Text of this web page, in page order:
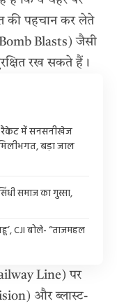
की पहचान कर लेते
Blasts) जैसी
रख सकते हैं।
रैकेट में सनसनीखेज
बड़ा जाल
समाज का गुस्सा,
CJI बोले- “ताजमहल
Line) पर
और ब्लास्ट-